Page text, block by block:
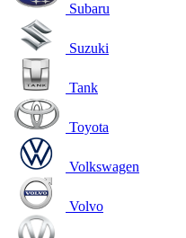
Subaru
Suzuki
Tank
Toyota
Volkswagen
Volvo